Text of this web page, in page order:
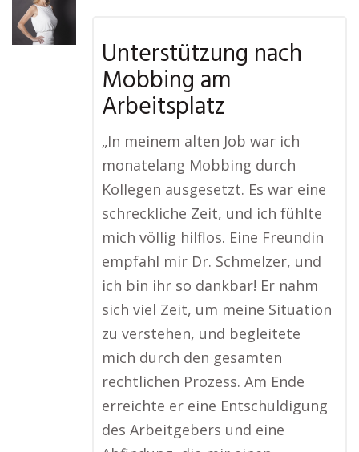
Unterstützung nach
Mobbing am
Arbeitsplatz
„In meinem alten Job war ich
monatelang Mobbing durch
Kollegen ausgesetzt. Es war eine
schreckliche Zeit, und ich fühlte
mich völlig hilflos. Eine Freundin
empfahl mir Dr. Schmelzer, und
ich bin ihr so dankbar! Er nahm
sich viel Zeit, um meine Situation
zu verstehen, und begleitete
mich durch den gesamten
rechtlichen Prozess. Am Ende
erreichte er eine Entschuldigung
des Arbeitgebers und eine